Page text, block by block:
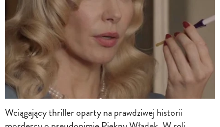
Wciągający thriller oparty na prawdziwej historii